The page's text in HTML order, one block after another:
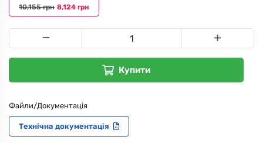
10,155 грн 8,124 грн
Купити
Файли/Документація
Технічна документація